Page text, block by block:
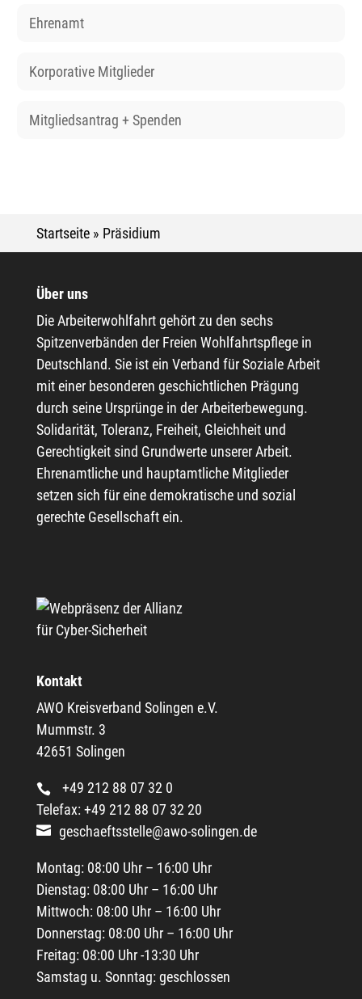
Ehrenamt
Korporative Mitglieder
Mitgliedsantrag + Spenden
Startseite» Präsidium
Über uns
Die Arbeiterwohlfahrt gehört zu den sechs
Spitzenverbänden der Freien Wohlfahrtspflege in
Deutschland. Sie ist ein Verband für Soziale Arbeit
mit einer besonderen geschichtlichen Prägung
durch seine Ursprünge in der Arbeiterbewegung.
Solidarität, Toleranz, Freiheit, Gleichheit und
Gerechtigkeit sind Grundwerte unserer Arbeit.
Ehrenamtliche und hauptamtliche Mitglieder
setzen sich für eine demokratische und sozial
gerechte Gesellschaft ein.
Kontakt
AWO Kreisverband Solingen e.V.
Mummstr. 3
42651 Solingen
+49 212 88 07 32 0
Telefax: +49 212 88 07 32 20
geschaeftsstelle@awo-solingen.de
Montag: 08:00 Uhr – 16:00 Uhr
Dienstag: 08:00 Uhr – 16:00 Uhr
Mittwoch: 08:00 Uhr – 16:00 Uhr
Donnerstag: 08:00 Uhr – 16:00 Uhr
Freitag: 08:00 Uhr -13:30 Uhr
Samstag u. Sonntag: geschlossen